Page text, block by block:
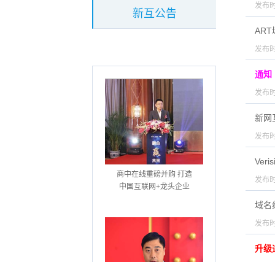
新互公告
商中在线重磅并购 打造
中国互联网+龙头企业
发布
ART
发布
通知
发布
新网
发布
发布
域名
发布
升级